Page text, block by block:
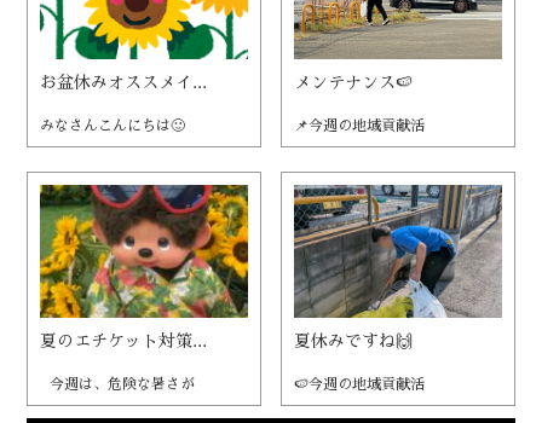
お盆休みオススメイ...
みなさんこんにちは🙂
メンテナンス🍉
📌今週の地域貢献活
夏のエチケット対策...
今週は、危険な暑さが
夏休みですね🙌
🍉今週の地域貢献活